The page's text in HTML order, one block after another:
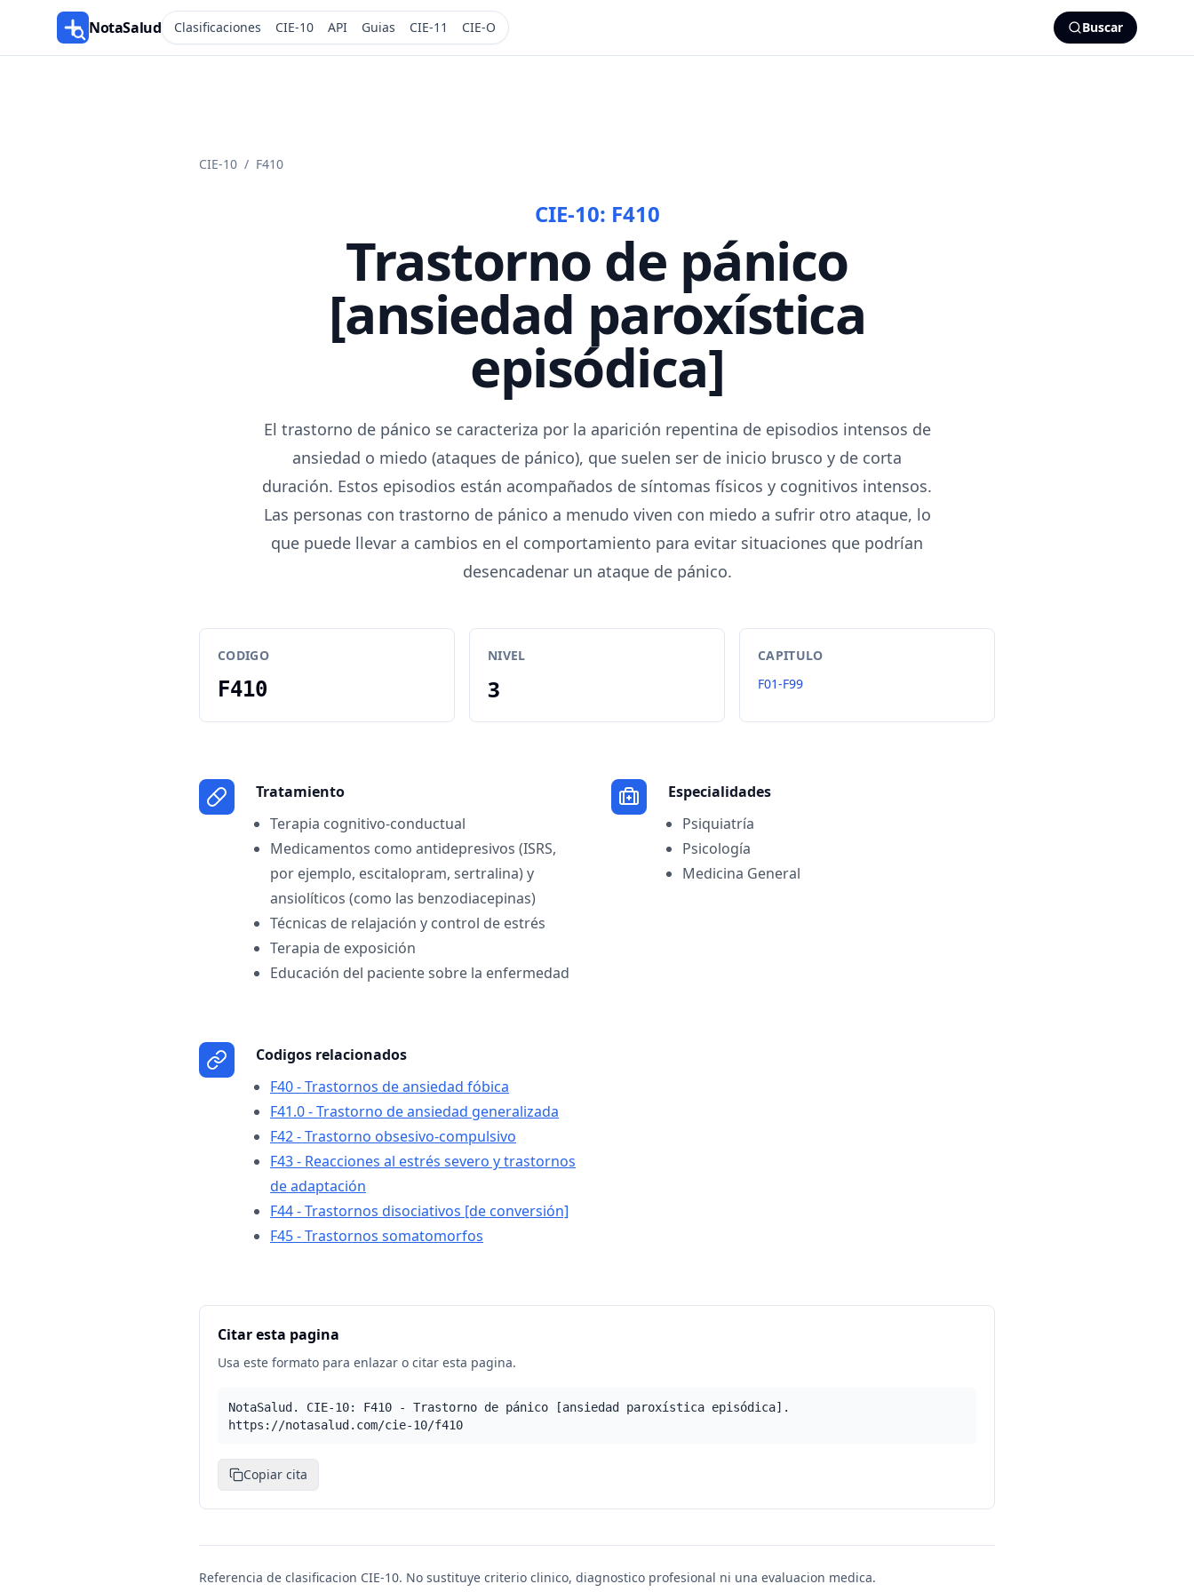
NotaSalud Clasificaciones CIE-10 API Guias CIE-11 CIE-O Buscar
CIE-10 / F410
CIE-10: F410
Trastorno de pánico
[ansiedad paroxística
episódica]
El trastorno de pánico se caracteriza por la aparición repentina de episodios intensos de
ansiedad o miedo (ataques de pánico), que suelen ser de inicio brusco y de corta
duración. Estos episodios están acompañados de síntomas físicos y cognitivos intensos.
Las personas con trastorno de pánico a menudo viven con miedo a sufrir otro ataque, lo
que puede llevar a cambios en el comportamiento para evitar situaciones que podrían
desencadenar un ataque de pánico.
CODIGO
F410
NIVEL
3
CAPITULO
F01-F99
Tratamiento
Terapia cognitivo-conductual
Medicamentos como antidepresivos (ISRS,
por ejemplo, escitalopram, sertralina) y
ansiolíticos (como las benzodiacepinas)
Técnicas de relajación y control de estrés
Terapia de exposición
Educación del paciente sobre la enfermedad
Especialidades
Psiquiatría
Psicología
Medicina General
Codigos relacionados
F40 - Trastornos de ansiedad fóbica
F41.0 - Trastorno de ansiedad generalizada
F42 - Trastorno obsesivo-compulsivo
F43 - Reacciones al estrés severo y trastornos
de adaptación
F44 - Trastornos disociativos [de conversión]
F45 - Trastornos somatomorfos
Citar esta pagina
Usa este formato para enlazar o citar esta pagina.
NotaSalud. CIE-10: F410 - Trastorno de pánico [ansiedad paroxística episódica].
https://notasalud.com/cie-10/f410
Copiar cita
Referencia de clasificacion CIE-10. No sustituye criterio clinico, diagnostico profesional ni una evaluacion medica.